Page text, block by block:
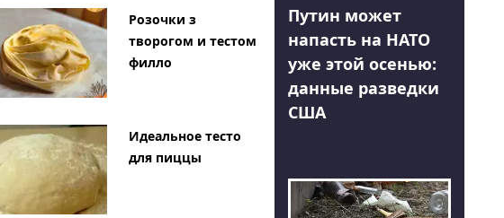
Розочки з
творогом и тестом
филло
Идеальное тесто
для пиццы
Путин может
напасть на НАТО
уже этой осенью:
данные разведки
США